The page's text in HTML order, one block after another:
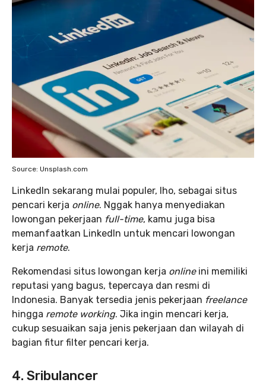
Source: Unsplash.com
LinkedIn sekarang mulai populer, lho, sebagai situs
pencari kerja online. Nggak hanya menyediakan
lowongan pekerjaan full-time, kamu juga bisa
memanfaatkan LinkedIn untuk mencari lowongan
kerja remote.
Rekomendasi situs lowongan kerja online ini memiliki
reputasi yang bagus, tepercaya dan resmi di
Indonesia. Banyak tersedia jenis pekerjaan freelance
hingga remote working. Jika ingin mencari kerja,
cukup sesuaikan saja jenis pekerjaan dan wilayah di
bagian fitur filter pencari kerja.
4. Sribulancer